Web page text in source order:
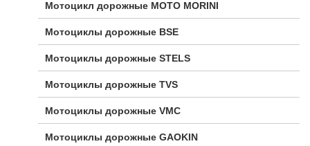
Мотоцикл дорожные МОТО MORINI
Мотоциклы дорожные BSE
Мотоциклы дорожные STELS
Мотоциклы дорожные TVS
Мотоциклы дорожные VMC
Мотоциклы дорожные GAOKIN